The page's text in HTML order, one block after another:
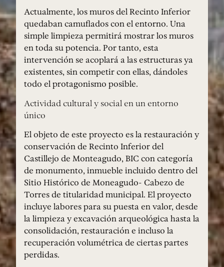
Actualmente, los muros del Recinto Inferior
quedaban camuflados con el entorno. Una
simple limpieza permitirá mostrar los muros
en toda su potencia. Por tanto, esta
intervención se acoplará a las estructuras ya
existentes, sin competir con ellas, dándoles
todo el protagonismo posible.
Actividad cultural y social en un entorno
único
El objeto de este proyecto es la restauración y
conservación de Recinto Inferior del
Castillejo de Monteagudo, BIC con categoría
de monumento, inmueble incluido dentro del
Sitio Histórico de Moneagudo- Cabezo de
Torres de titularidad municipal. El proyecto
incluye labores para su puesta en valor, desde
la limpieza y excavación arqueológica hasta la
consolidación, restauración e incluso la
recuperación volumétrica de ciertas partes
perdidas.